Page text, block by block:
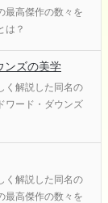
最高傑作の数々を
は？
ズの美学
く解説した同名の
ワード・ダウンズ
く解説した同名の
最高傑作の数々を